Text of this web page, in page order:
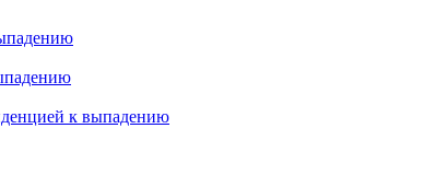
к выпадению